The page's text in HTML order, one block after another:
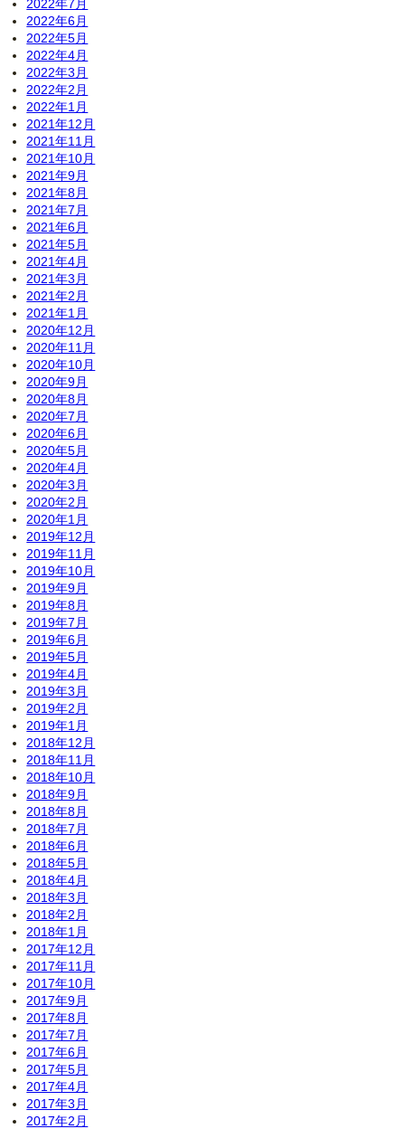
2022年7月
2022年6月
2022年5月
2022年4月
2022年3月
2022年2月
2022年1月
2021年12月
2021年11月
2021年10月
2021年9月
2021年8月
2021年7月
2021年6月
2021年5月
2021年4月
2021年3月
2021年2月
2021年1月
2020年12月
2020年11月
2020年10月
2020年9月
2020年8月
2020年7月
2020年6月
2020年5月
2020年4月
2020年3月
2020年2月
2020年1月
2019年12月
2019年11月
2019年10月
2019年9月
2019年8月
2019年7月
2019年6月
2019年5月
2019年4月
2019年3月
2019年2月
2019年1月
2018年12月
2018年11月
2018年10月
2018年9月
2018年8月
2018年7月
2018年6月
2018年5月
2018年4月
2018年3月
2018年2月
2018年1月
2017年12月
2017年11月
2017年10月
2017年9月
2017年8月
2017年7月
2017年6月
2017年5月
2017年4月
2017年3月
2017年2月